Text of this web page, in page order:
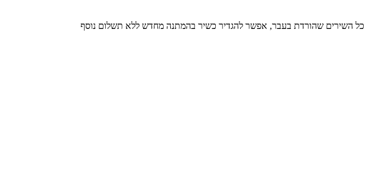
כל השירים שהורדת בעבר, אפשר להגדיר כשיר בהמתנה מחדש ללא תשלום נוסף